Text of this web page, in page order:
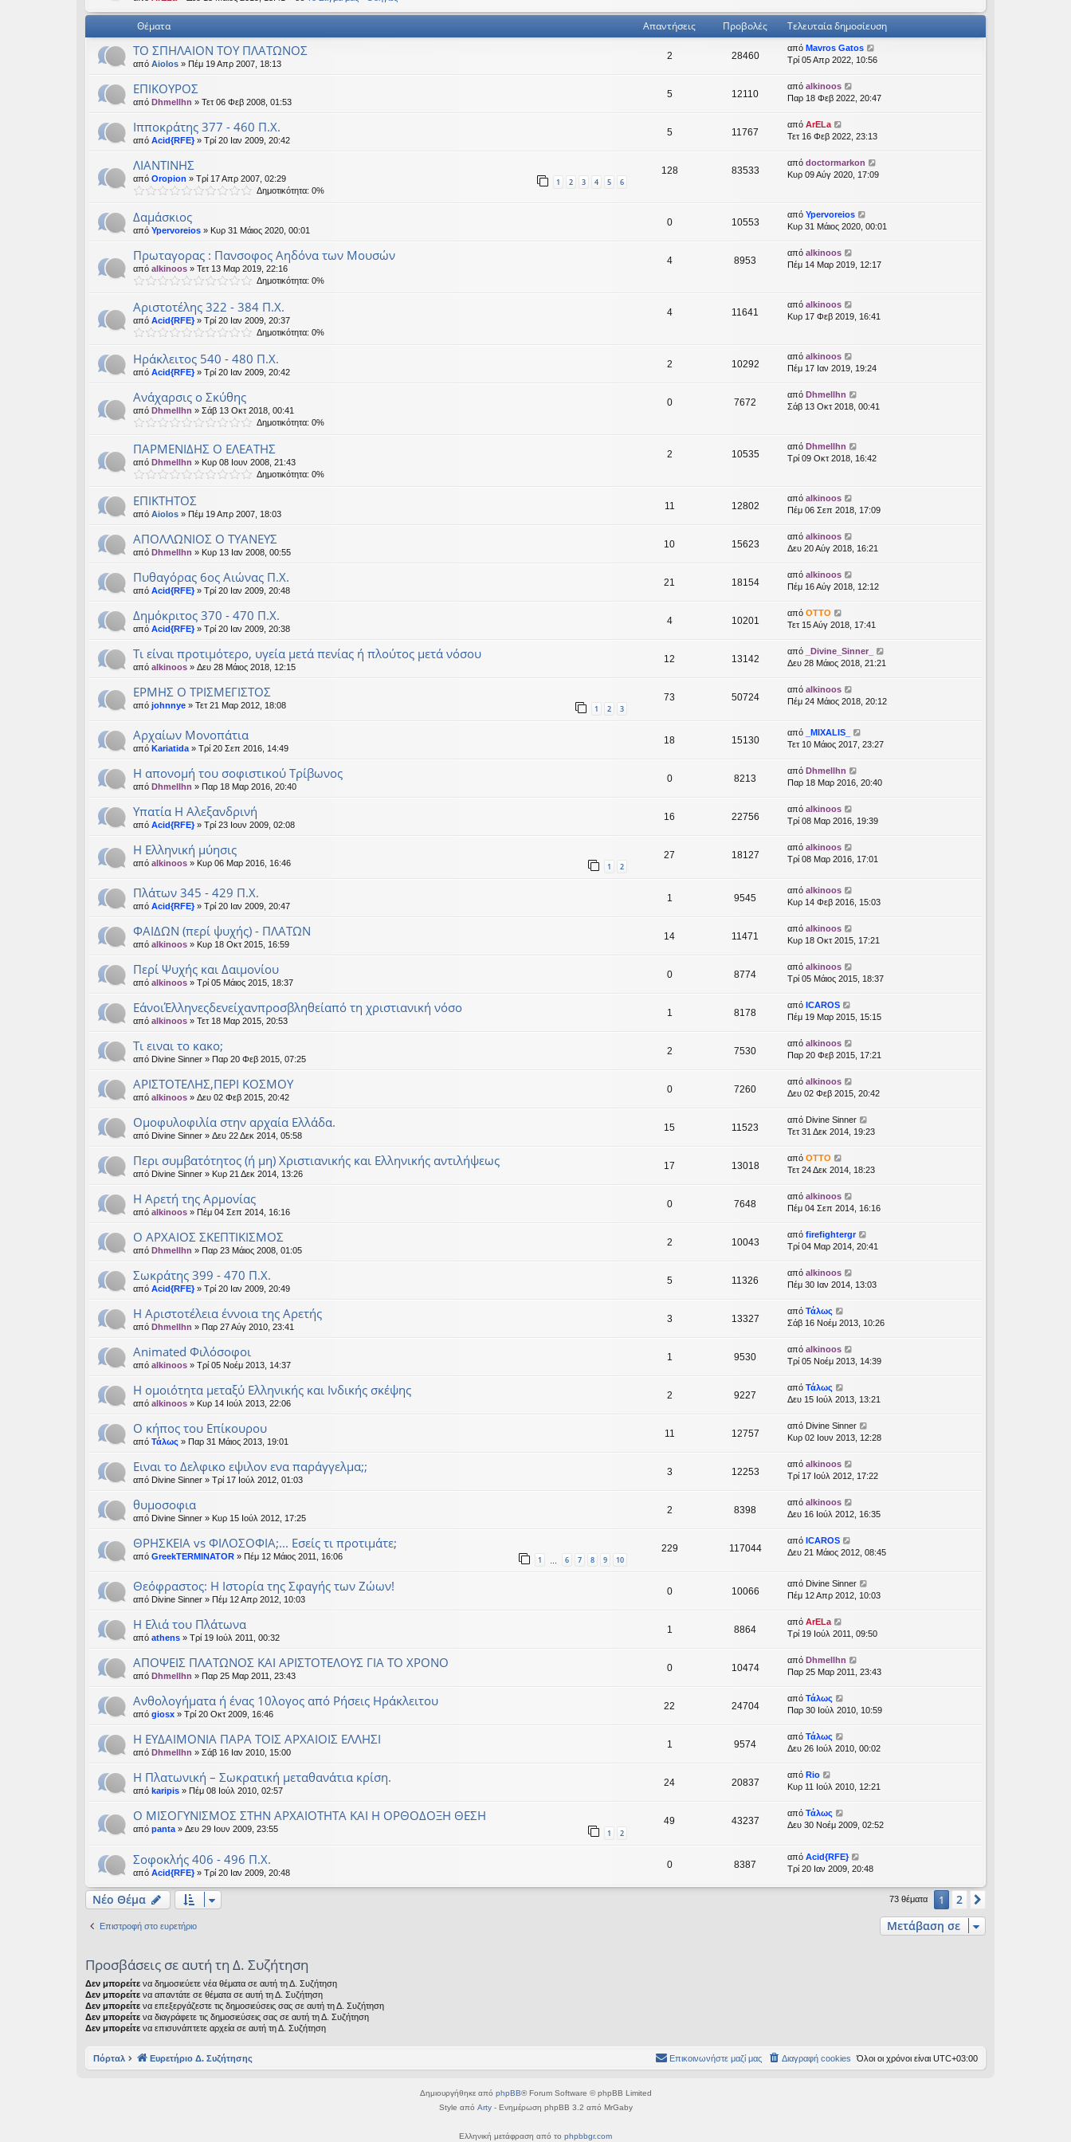
εις
Θέματα Απαντήσεις Προβολές Τελευταία δημοσίευση
ΤΟ ΣΠΗΛΑΙΟΝ ΤΟΥ ΠΛΑΤΩΝΟΣ
από Aiolos » Πέμ 19 Απρ 2007, 18:13
2 28460
από Mavros Gatos
Τρί 05 Απρ 2022, 10:56
ΕΠΙΚΟΥΡΟΣ
από Dhmellhn » Τετ 06 Φεβ 2008, 01:53
5 12110
από alkinoos
Παρ 18 Φεβ 2022, 20:47
Ιπποκράτης 377 - 460 Π.Χ.
από Acid{RFE}» Τρί 20 Ιαν 2009, 20:42
5 11767
από ArELa
Τετ 16 Φεβ 2022, 23:13
ΛΙΑΝΤΙΝΗΣ
από Oropion » Τρί 17 Απρ 2007, 02:29 1 2 3 4 5 6
Δημοτικότητα: 0%
128 83533
από doctormarkon
Κυρ 09 Αύγ 2020, 17:09
Δαμάσκιος
από Ypervoreios » Κυρ 31 Μάιος 2020, 00:01
0 10553
από Ypervoreios
Κυρ 31 Μάιος 2020, 00:01
Πρωταγορας : Πανσοφος Αηδόνα των Μουσών
από alkinoos » Τετ 13 Μαρ 2019, 22:16
Δημοτικότητα: 0%
4 8953
από alkinoos
Πέμ 14 Μαρ 2019, 12:17
Αριστοτέλης 322 - 384 Π.Χ.
από Acid{RFE}» Τρί 20 Ιαν 2009, 20:37
Δημοτικότητα: 0%
4 11641
από alkinoos
Κυρ 17 Φεβ 2019, 16:41
Ηράκλειτος 540 - 480 Π.Χ.
από Acid{RFE}» Τρί 20 Ιαν 2009, 20:42
2 10292
από alkinoos
Πέμ 17 Ιαν 2019, 19:24
Ανάχαρσις ο Σκύθης
από Dhmellhn » Σάβ 13 Οκτ 2018, 00:41
Δημοτικότητα: 0%
0 7672
από Dhmellhn
Σάβ 13 Οκτ 2018, 00:41
ΠΑΡΜΕΝΙΔΗΣ Ο ΕΛΕΑΤΗΣ
από Dhmellhn » Κυρ 08 Ιουν 2008, 21:43
Δημοτικότητα: 0%
2 10535
από Dhmellhn
Τρί 09 Οκτ 2018, 16:42
ΕΠΙΚΤΗΤΟΣ
από Aiolos » Πέμ 19 Απρ 2007, 18:03
11 12802
από alkinoos
Πέμ 06 Σεπ 2018, 17:09
ΑΠΟΛΛΩΝΙΟΣ Ο ΤΥΑΝΕΥΣ
από Dhmellhn » Κυρ 13 Ιαν 2008, 00:55
10 15623
από alkinoos
Δευ 20 Αύγ 2018, 16:21
Πυθαγόρας 6ος Αιώνας Π.Χ.
από Acid{RFE}» Τρί 20 Ιαν 2009, 20:48
21 18154
από alkinoos
Πέμ 16 Αύγ 2018, 12:12
Δημόκριτος 370 - 470 Π.Χ.
από Acid{RFE}» Τρί 20 Ιαν 2009, 20:38
4 10201
από OTTO
Τετ 15 Αύγ 2018, 17:41
Τι είναι προτιμότερο, υγεία μετά πενίας ή πλούτος μετά νόσου
από alkinoos » Δευ 28 Μάιος 2018, 12:15
12 13142
από
_Divine_Sinner_
Δευ 28 Μάιος 2018, 21:21
ΕΡΜΗΣ Ο ΤΡΙΣΜΕΓΙΣΤΟΣ
από johnnye » Τετ 21 Μαρ 2012, 18:08 1 2 3
73 50724
από alkinoos
Πέμ 24 Μάιος 2018, 20:12
Αρχαίων Μονοπάτια
από Kariatida » Τρί 20 Σεπ 2016, 14:49
18 15130
από
_MIXALIS_
Τετ 10 Μάιος 2017, 23:27
Η απονομή του σοφιστικού Τρίβωνος
από Dhmellhn » Παρ 18 Μαρ 2016, 20:40
0 8213
από Dhmellhn
Παρ 18 Μαρ 2016, 20:40
Υπατία Η Αλεξανδρινή
από Acid{RFE}» Τρί 23 Ιουν 2009, 02:08
16 22756
από alkinoos
Τρί 08 Μαρ 2016, 19:39
Η Ελληνική μύησις
από alkinoos » Κυρ 06 Μαρ 2016, 16:46 1 2
27 18127
από alkinoos
Τρί 08 Μαρ 2016, 17:01
Πλάτων 345 - 429 Π.Χ.
από Acid{RFE}» Τρί 20 Ιαν 2009, 20:47
1 9545
από alkinoos
Κυρ 14 Φεβ 2016, 15:03
ΦΑΙΔΩΝ (περί ψυχής) - ΠΛΑΤΩΝ
από alkinoos » Κυρ 18 Οκτ 2015, 16:59
14 11471
από alkinoos
Κυρ 18 Οκτ 2015, 17:21
Περί Ψυχής και Δαιμονίου
από alkinoos » Τρί 05 Μάιος 2015, 18:37
0 8774
από alkinoos
Τρί 05 Μάιος 2015, 18:37
ΕάνοιΈλληνεςδενείχανπροσβληθείαπό τη χριστιανική νόσο
από alkinoos » Τετ 18 Μαρ 2015, 20:53
1 8178
από ICAROS
Πέμ 19 Μαρ 2015, 15:15
Τι ειναι το κακο;
από Divine Sinner » Παρ 20 Φεβ 2015, 07:25
2 7530
από alkinoos
Παρ 20 Φεβ 2015, 17:21
ΑΡΙΣΤΟΤΕΛΗΣ,ΠΕΡΙ ΚΟΣΜΟΥ
από alkinoos » Δευ 02 Φεβ 2015, 20:42
0 7260
από alkinoos
Δευ 02 Φεβ 2015, 20:42
Ομοφυλοφιλία στην αρχαία Ελλάδα.
από Divine Sinner » Δευ 22 Δεκ 2014, 05:58
15 11523
από Divine Sinner
Τετ 31 Δεκ 2014, 19:23
Περι συμβατότητος (ή μη) Χριστιανικής και Ελληνικής αντιλήψεως
από Divine Sinner » Κυρ 21 Δεκ 2014, 13:26
17 13018
από OTTO
Τετ 24 Δεκ 2014, 18:23
Η Αρετή της Αρμονίας
από alkinoos » Πέμ 04 Σεπ 2014, 16:16
0 7648
από alkinoos
Πέμ 04 Σεπ 2014, 16:16
Ο ΑΡΧΑΙΟΣ ΣΚΕΠΤΙΚΙΣΜΟΣ
από Dhmellhn » Παρ 23 Μάιος 2008, 01:05
2 10043
από firefightergr
Τρί 04 Μαρ 2014, 20:41
Σωκράτης 399 - 470 Π.Χ.
από Acid{RFE}» Τρί 20 Ιαν 2009, 20:49
5 11326
από alkinoos
Πέμ 30 Ιαν 2014, 13:03
Η Αριστοτέλεια έννοια της Αρετής
από Dhmellhn » Παρ 27 Αύγ 2010, 23:41
3 13327
από Τάλως
Σάβ 16 Νοέμ 2013, 10:26
Animated Φιλόσοφοι
από alkinoos » Τρί 05 Νοέμ 2013, 14:37
1 9530
από alkinoos
Τρί 05 Νοέμ 2013, 14:39
Η ομοιότητα μεταξύ Ελληνικής και Ινδικής σκέψης
από alkinoos » Κυρ 14 Ιούλ 2013, 22:06
2 9227
από Τάλως
Δευ 15 Ιούλ 2013, 13:21
Ο κήπος του Επίκουρου
από Τάλως » Παρ 31 Μάιος 2013, 19:01
11 12757
από Divine Sinner
Κυρ 02 Ιουν 2013, 12:28
Ειναι το Δελφικο εψιλον ενα παράγγελμα;;
από Divine Sinner » Τρί 17 Ιούλ 2012, 01:03
3 12253
από alkinoos
Τρί 17 Ιούλ 2012, 17:22
θυμοσοφια
από Divine Sinner » Κυρ 15 Ιούλ 2012, 17:25
2 8398
από alkinoos
Δευ 16 Ιούλ 2012, 16:35
ΘΡΗΣΚΕΙΑ vs ΦΙΛΟΣΟΦΙΑ;... Εσείς τι προτιμάτε;
από GreekTERMINATOR » Πέμ 12 Μάιος 2011, 16:06 1 … 6 7 8 9 10
229 117044
από ICAROS
Δευ 21 Μάιος 2012, 08:45
Θεόφραστος: Η Ιστορία της Σφαγής των Ζώων!
από Divine Sinner » Πέμ 12 Απρ 2012, 10:03
0 10066
από Divine Sinner
Πέμ 12 Απρ 2012, 10:03
Η Ελιά του Πλάτωνα
από athens » Τρί 19 Ιούλ 2011, 00:32
1 8864
από ArELa
Τρί 19 Ιούλ 2011, 09:50
ΑΠΟΨΕΙΣ ΠΛΑΤΩΝΟΣ ΚΑΙ ΑΡΙΣΤΟΤΕΛΟΥΣ ΓΙΑ ΤΟ ΧΡΟΝΟ
από Dhmellhn » Παρ 25 Μαρ 2011, 23:43
0 10474
από Dhmellhn
Παρ 25 Μαρ 2011, 23:43
Ανθολογήματα ή ένας 10λογος από Ρήσεις Ηράκλειτου
από giosx » Τρί 20 Οκτ 2009, 16:46
22 24704
από Τάλως
Παρ 30 Ιούλ 2010, 10:59
Η ΕΥΔΑΙΜΟΝΙΑ ΠΑΡΑ ΤΟΙΣ ΑΡΧΑΙΟΙΣ ΕΛΛΗΣΙ
από Dhmellhn » Σάβ 16 Ιαν 2010, 15:00
1 9574
από Τάλως
Δευ 26 Ιούλ 2010, 00:02
Η Πλατωνική – Σωκρατική μεταθανάτια κρίση.
από karipis » Πέμ 08 Ιούλ 2010, 02:57
24 20837
από Rio
Κυρ 11 Ιούλ 2010, 12:21
Ο ΜΙΣΟΓΥΝΙΣΜΟΣ ΣΤΗΝ ΑΡΧΑΙΟΤΗΤΑ ΚΑΙ Η ΟΡΘΟΔΟΞΗ ΘΕΣΗ
από panta» Δευ 29 Ιουν 2009, 23:55 1 2
49 43237
από Τάλως
Δευ 30 Νοέμ 2009, 02:52
Σοφοκλής 406 - 496 Π.Χ.
από Acid{RFE}» Τρί 20 Ιαν 2009, 20:48
0 8387
από Acid{RFE}
Τρί 20 Ιαν 2009, 20:48
Νέο Θέμα 73 θέματα 1 2
Επιστροφή στο ευρετήριο Μετάβαση σε
Προσβάσεις σε αυτή τη Δ. Συζήτηση
Δεν μπορείτε να δημοσιεύετε νέα θέματα σε αυτή τη Δ. Συζήτηση
Δεν μπορείτε να απαντάτε σε θέματα σε αυτή τη Δ. Συζήτηση
Δεν μπορείτε να επεξεργάζεστε τις δημοσιεύσεις σας σε αυτή τη Δ. Συζήτηση
Δεν μπορείτε να διαγράφετε τις δημοσιεύσεις σας σε αυτή τη Δ. Συζήτηση
Δεν μπορείτε να επισυνάπτετε αρχεία σε αυτή τη Δ. Συζήτηση
Πόρταλ Ευρετήριο Δ. Συζήτησης Όλοι οι χρόνοι είναι UTC+03:00
Διαγραφή cookies
Επικοινωνήστε μαζί μας
Δημιουργήθηκε από phpBB® Forum Software © phpBB Limited
Style από Arty- Ενημέρωση phpBB 3.2 από MrGaby
Ελληνική μετάφραση από το phpbbgr.com